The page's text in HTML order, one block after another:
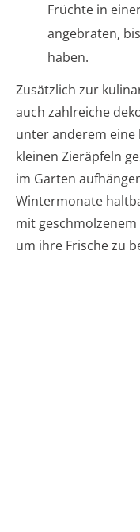
Früchte in
angebraten,
haben.
Zusätzlich zur
auch zahlreiche
unter anderem
kleinen Zieräpfeln
im Garten
Wintermonate
mit
um ihre Frische zu